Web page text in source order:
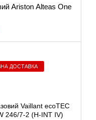
Ariston Alteas One
ДОСТАВКА